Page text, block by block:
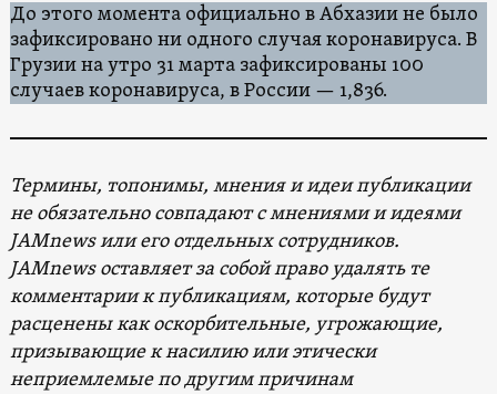
До этого момента официально в Абхазии не было
зафиксировано ни одного случая коронавируса. В
Грузии на утро 31 марта зафиксированы 100
случаев коронавируса, в России — 1,836.
Термины, топонимы, мнения и идеи публикации
не обязательно совпадают с мнениями и идеями
JAMnews или его отдельных сотрудников.
JAMnews оставляет за собой право удалять те
комментарии к публикациям, которые будут
расценены как оскорбительные, угрожающие,
призывающие к насилию или этически
неприемлемые по другим причинам